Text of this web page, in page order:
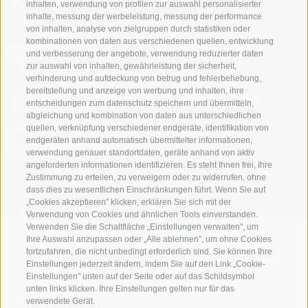
inhalten, verwendung von profilen zur auswahl personalisierter
inhalte, messung der werbeleistung, messung der performance
von inhalten, analyse von zielgruppen durch statistiken oder
kombinationen von daten aus verschiedenen quellen, entwicklung
und verbesserung der angebote, verwendung reduzierter daten
zur auswahl von inhalten, gewährleistung der sicherheit,
verhinderung und aufdeckung von betrug und fehlerbehebung,
bereitstellung und anzeige von werbung und inhalten, ihre
entscheidungen zum datenschutz speichern und übermitteln,
abgleichung und kombination von daten aus unterschiedlichen
quellen, verknüpfung verschiedener endgeräte, identifikation von
endgeräten anhand automatisch übermittelter informationen,
verwendung genauer standortdaten, geräte anhand von aktiv
angeforderten informationen identifizieren. Es steht Ihnen frei, Ihre
Zustimmung zu erteilen, zu verweigern oder zu widerrufen, ohne
dass dies zu wesentlichen Einschränkungen führt. Wenn Sie auf
„Cookies akzeptieren" klicken, erklären Sie sich mit der
Verwendung von Cookies und ähnlichen Tools einverstanden.
Verwenden Sie die Schaltfläche „Einstellungen verwalten", um
Ihre Auswahl anzupassen oder „Alle ablehnen", um ohne Cookies
fortzufahren, die nicht unbedingt erforderlich sind. Sie können Ihre
Einstellungen jederzeit ändern, indem Sie auf den Link „Cookie-
Einstellungen" unten auf der Seite oder auf das Schildsymbol
unten links klicken. Ihre Einstellungen gelten nur für das
verwendete Gerät.
St. Martin 10a I-39030 Gsiesertal
Sei jederzeit informiert und up to date!
NEWSLETTER
Unterkünfte
Hotel
Garni/B&B
Residence/Ferienwohnung
Themen
Die Region
Aktiv erleben
Service
Anreise
Mobility Center